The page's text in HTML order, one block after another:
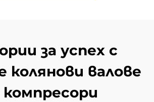
за успех с
валове
компресори